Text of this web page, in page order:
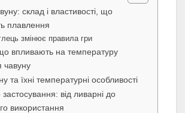
склад і властивості, що
плавлення
змінює правила гри
впливають на температуру
чавуну
та їхні температурні особливості
від ливарні до
використання